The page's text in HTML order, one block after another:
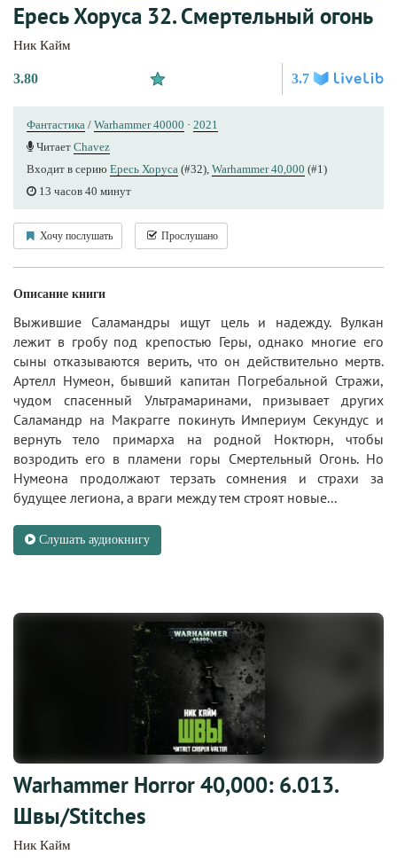
Ересь Хоруса 32. Смертельный огонь
Ник Кайм
3.80 3.7
Фантастика / Warhammer 40000 · 2021
Читает Chavez
Входит в серию Ересь Хоруса (#32), Warhammer 40,000 (#1)
13 часов 40 минут
Хочу послушать Прослушано
Описание книги
Выжившие Саламандры ищут цель и надежду. Вулкан
лежит в гробу под крепостью Геры, однако многие его
сыны отказываются верить, что он действительно мертв.
Артелл Нумеон, бывший капитан Погребальной Стражи,
чудом спасенный Ультрамаринами, призывает других
Саламандр на Макрагге покинуть Империум Секундус и
вернуть тело примарха на родной Ноктюрн, чтобы
возродить его в пламени горы Смертельный Огонь. Но
Нумеона продолжают терзать сомнения и страхи за
будущее легиона, а враги между тем строят новые...
Слушать аудиокнигу
Warhammer Horror 40,000: 6.013.
Швы/Stitches
Ник Кайм